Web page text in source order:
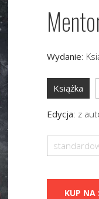
Wydanie:
Książka
Edycja: z
KUP NA